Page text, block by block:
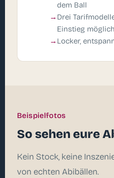
dem Ball
Drei
Einstieg möglich
Locker,
Beispielfotos
So sehen eure
Kein Stock, keine
von echten Abibällen.